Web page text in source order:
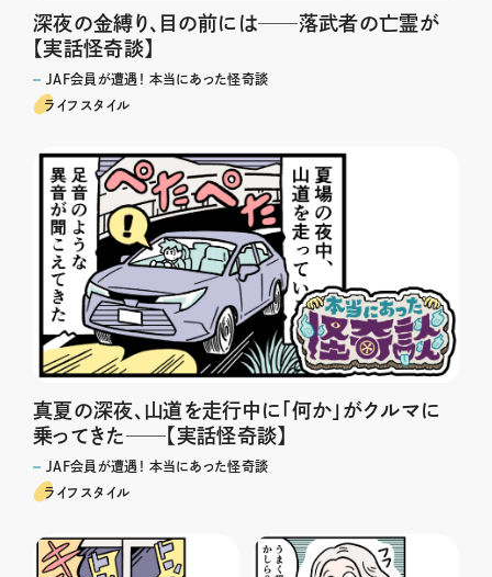
深夜の金縛り、目の前には──落武者の亡霊が
【実話怪奇談】
JAF会員が遭遇！ 本当にあった怪奇談
ライフスタイル
真夏の深夜、山道を走行中に「何か」がクルマに
乗ってきた──【実話怪奇談】
JAF会員が遭遇！ 本当にあった怪奇談
ライフスタイル